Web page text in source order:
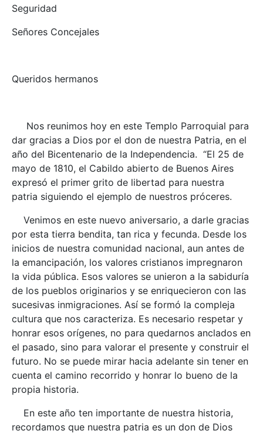
Seguridad
Señores Concejales
Queridos hermanos
Nos reunimos hoy en este Templo Parroquial para
dar gracias a Dios por el don de nuestra Patria, en el
año del Bicentenario de la Independencia. “El 25 de
mayo de 1810, el Cabildo abierto de Buenos Aires
expresó el primer grito de libertad para nuestra
patria siguiendo el ejemplo de nuestros próceres.
Venimos en este nuevo aniversario, a darle gracias
por esta tierra bendita, tan rica y fecunda. Desde los
inicios de nuestra comunidad nacional, aun antes de
la emancipación, los valores cristianos impregnaron
la vida pública. Esos valores se unieron a la sabiduría
de los pueblos originarios y se enriquecieron con las
sucesivas inmigraciones. Así se formó la compleja
cultura que nos caracteriza. Es necesario respetar y
honrar esos orígenes, no para quedarnos anclados en
el pasado, sino para valorar el presente y construir el
futuro. No se puede mirar hacia adelante sin tener en
cuenta el camino recorrido y honrar lo bueno de la
propia historia.
En este año ten importante de nuestra historia,
recordamos que nuestra patria es un don de Dios